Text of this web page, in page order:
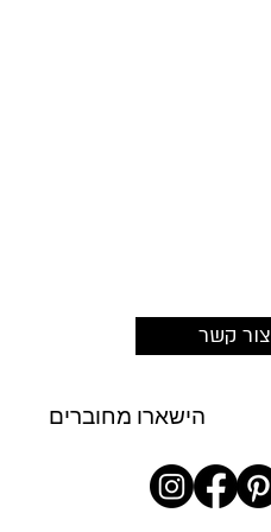
צור קשר
הישארו מחוברים